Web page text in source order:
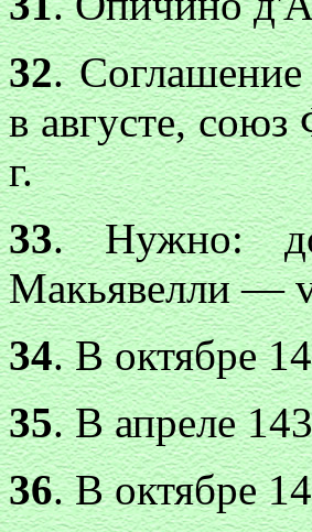
32.
в августе,
г.
33. Нужно:
Макьявелли —
34. В октябре
35. В апреле
36. В октябре